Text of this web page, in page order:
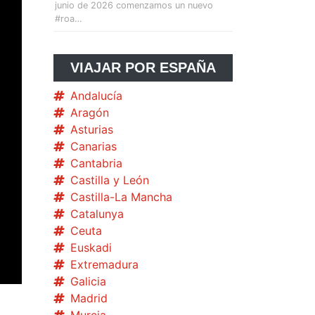
junio de 2026 comenzamos un nuevo
#roa…
VIAJAR POR ESPAÑA
Andalucía
Aragón
Asturias
Canarias
Cantabria
Castilla y León
Castilla-La Mancha
Catalunya
Ceuta
Euskadi
Extremadura
Galicia
Madrid